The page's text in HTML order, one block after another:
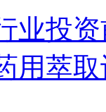
业投
用萃